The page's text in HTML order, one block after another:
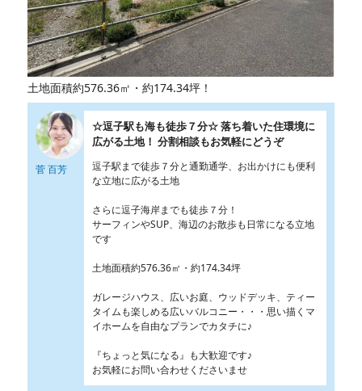
土地面積約576.36㎡・約174.34坪！
菅 百芳
☆逗子駅も海も徒歩７分☆ 落ち着いた住環境に
広がる土地！ 分割相談もお気軽にどうぞ
逗子駅まで徒歩７分と通勤通学、お出かけにも便利
な立地に広がる土地
さらに逗子海岸までも徒歩７分！
サーフィンやSUP、海辺のお散歩も日常になる立地
です
土地面積約576.36㎡・約174.34坪
ガレージハウス、広いお庭、ウッドデッキ、ティー
タイムも楽しめる広いバルコニー・・・思い描くマ
イホームを自由なプランでカタチに♪
『ちょっと気になる』も大歓迎です♪
お気軽にお問い合わせくださいませ